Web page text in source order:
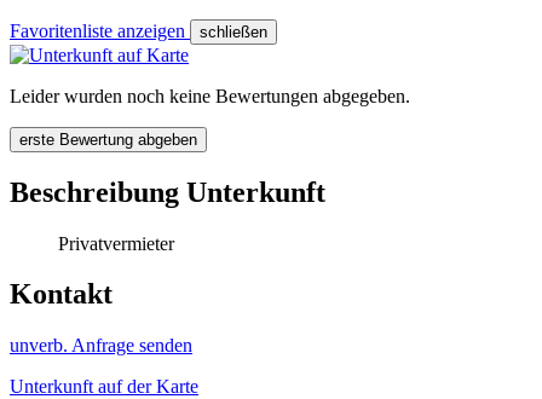
Favoritenliste anzeigen schließen
Leider wurden noch keine Bewertungen abgegeben.
erste Bewertung abgeben
Beschreibung Unterkunft
Privatvermieter
Kontakt
unverb. Anfrage senden
Unterkunft auf der Karte